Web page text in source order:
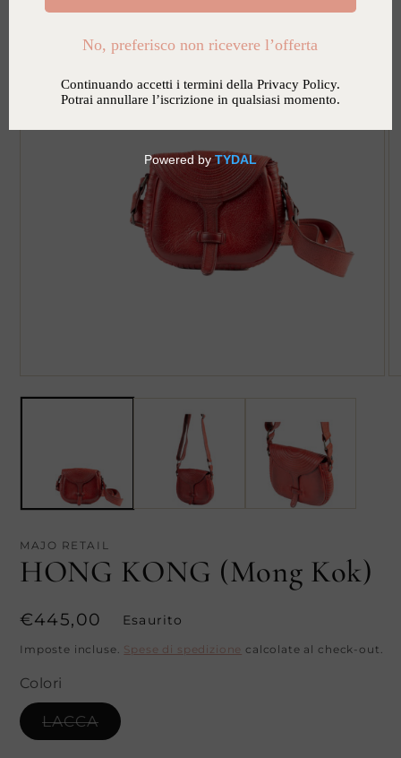
MAJO RETAIL
HONG KONG (Mong Kok)
Prezzo
di
€445,00 Esaurito
Imposte incluse. Spese di spedizione calcolate al check-out.
Colori
LACCAVariante
esaurita